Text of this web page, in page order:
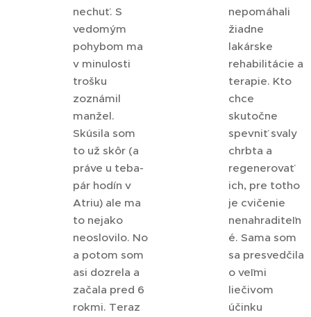
nechuť. S
vedomým
pohybom ma
v minulosti
trošku
zoznámil
manžel.
Skúsila som
to už skôr (a
práve u teba-
pár hodín v
Atriu) ale ma
to nejako
neoslovilo. No
a potom som
asi dozrela a
začala pred 6
rokmi. Teraz
nepomáhali
žiadne
lakárske
rehabilitácie a
terapie. Kto
chce
skutočne
spevniť svaly
chrbta a
regenerovať
ich, pre totho
je cvičenie
nenahraditeľn
é. Sama som
sa presvedčila
o veľmi
liečivom
účinku